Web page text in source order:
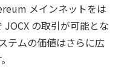
メインネットをは
の取引が可能とな
テムの価値はさらに広